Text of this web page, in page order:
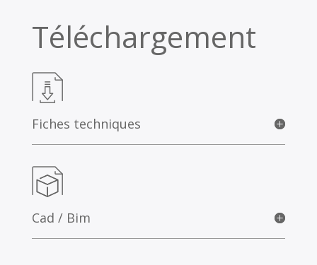
Téléchargement
Fiches techniques
Cad / Bim